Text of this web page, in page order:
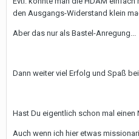
den Ausgangs-Widerstand klein
Aber das nur als Bastel-Anregung...
Dann weiter viel Erfolg und Spaß
Hast Du eigentlich schon mal einen
Auch wenn ich hier etwas